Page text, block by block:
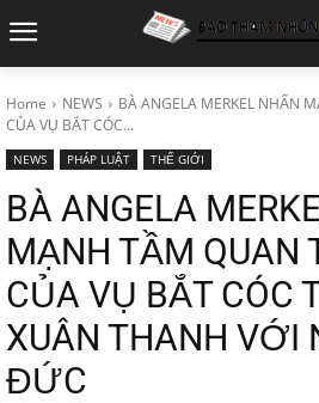
Home NEWS
BÀ ANGELA MERKEL NHẤN
CỦA VỤ BẮT CÓC...
NEWS PHÁP LUẬT THẾ GIỚI
BÀ ANGELA
MẠNH TẦM QUAN
CỦA VỤ BẮT CÓC
XUÂN THANH VỚI
ĐỨC